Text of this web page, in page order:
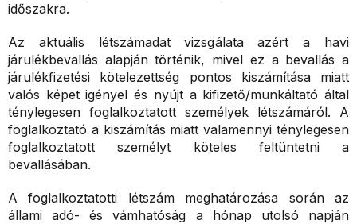
időszakra.
Az aktuális létszámadat vizsgálata azért a havi
járulékbevallás alapján történik, mivel ez a bevallás a
járulékfizetési kötelezettség pontos kiszámítása miatt
valós képet igényel és nyújt a kifizető/munkáltató által
ténylegesen foglalkoztatott személyek létszámáról. A
foglalkoztató a kiszámítás miatt valamennyi ténylegesen
foglalkoztatott személyt köteles feltüntetni a
bevallásában.
A foglalkoztatotti létszám meghatározása során az
állami adó- és vámhatóság a hónap utolsó napján